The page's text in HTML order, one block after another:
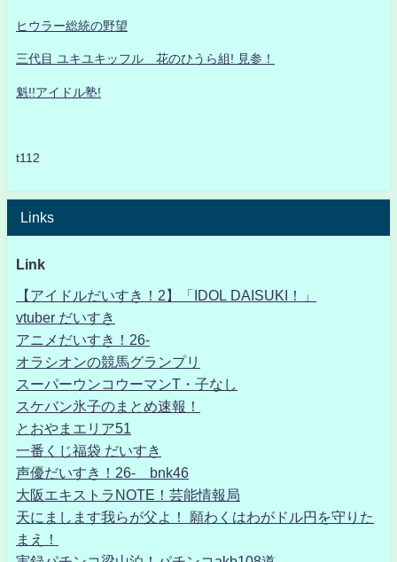
ヒウラー総統の野望
三代目 ユキユキッフル 花のひうら組! 見参！
魁!!アイドル塾!
t112
Links
Link
【アイドルだいすき！2】「IDOL DAISUKI！」
vtuber だいすき
アニメだいすき！26-
オラシオンの競馬グランプリ
スーパーウンコウーマンT・子なし
スケバン氷子のまとめ速報！
とおやまエリア51
一番くじ福袋 だいすき
声優だいすき！26- bnk46
大阪エキストラNOTE！芸能情報局
天にまします我らが父よ！ 願わくはわがドル円を守りた
まえ！